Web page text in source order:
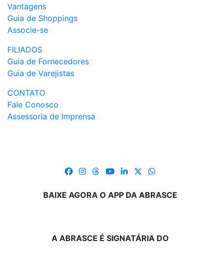
Vantagens
Guia de Shoppings
Associe-se
FILIADOS
Guia de Fornecedores
Guia de Varejistas
CONTATO
Fale Conosco
Assessoria de Imprensa
BAIXE AGORA O APP DA ABRASCE
A ABRASCE É SIGNATÁRIA DO